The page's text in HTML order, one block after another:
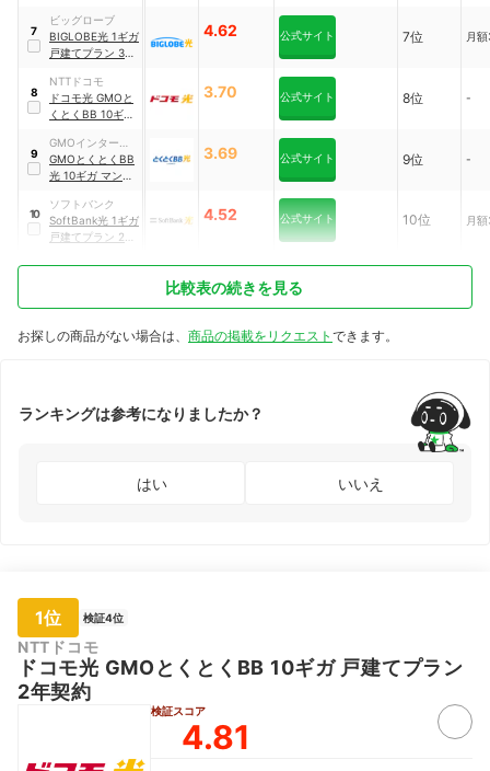
7
ビッグローブ
BIGLOBE光 1ギガ
戸建てプラン 3年
4.62 公式サイト 7位 月
8
NTTドコモ
ドコモ光 GMOと
くとくBB 10ギガ
2年契約
3.70 公式サイト 8位 -
9
GMOインターネ
ット
GMOとくとくBB
光 10ギガ マンシ
間なし
3.69 公式サイト 9位 -
10
ソフトバンク
SoftBank光 1ギガ
戸建てプラン 2年
4.52 公式サイト 10位 月
比較表の続きを見る
お探しの商品がない場合は、 商品の掲載をリクエスト できます。
ランキングは参考になりましたか？
はい いいえ
1位 検証4位
NTTドコモ
ドコモ光 GMOとくとくBB 10ギガ 戸建てプラン
2年契約
検証スコア
4.81